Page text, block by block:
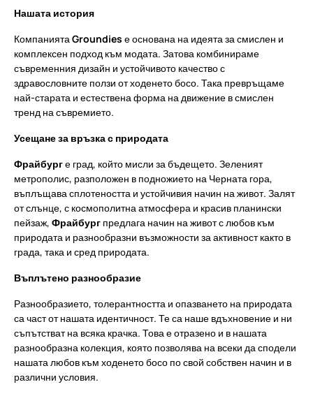
Нашата история
КомпаниятаGroundies е основана на идеята за смислен и
комплексен подход към модата. Затова комбинираме
съвременния дизайн и устойчивото качество с
здравословните ползи от ходенето босо. Така превръщаме
най-старата и естествена форма на движение в смислен
тренд на съвремието.
Усещане за връзка с природата
Фрайбурге град, който мисли за бъдещето. Зеленият
метрополис, разположен в подножието на Черната гора,
въплъщава сплотеността и устойчивия начин на живот. Залят
от слънце, с космополитна атмосфера и красив планински
пейзаж, Фрайбург предлага начин на живот с любов към
природата и разнообразни възможности за активност както в
града, така и сред природата.
Въплътено разнообразие
Разнообразието, толерантността и опазването на природата
са част от нашата идентичност. Те са наше вдъхновение и ни
съпътстват на всяка крачка. Това е отразено и в нашата
разнообразна колекция, която позволява на всеки да сподели
нашата любов към ходенето босо по свой собствен начин и в
различни условия.